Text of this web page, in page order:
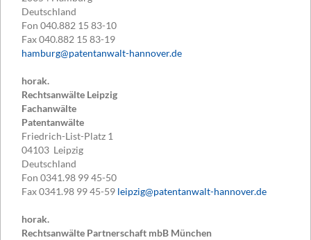
Deutschland
Fon 040.882 15 83-10
Fax040.882 15 83-19
hamburg@patentanwalt-hannover.de
horak.
Rechtsanwälte Leipzig
Fachanwälte
Patentanwälte
Friedrich-List-Platz 1
04103 Leipzig
Deutschland
Fon 0341.98 99 45-50
Fax0341.98 99 45-59 leipzig@patentanwalt-hannover.de
horak.
Rechtsanwälte Partnerschaft mbB München